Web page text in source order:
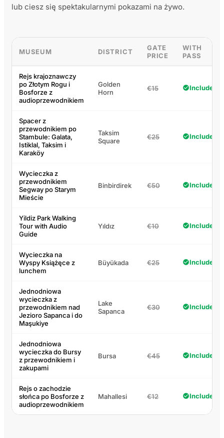
lub ciesz się spektakularnymi pokazami na żywo.
MUSEUM DISTRICT
GATE
PRICE
WITH
PASS
Rejs krajoznawczy
po Złotym Rogu i
Bosforze z
audioprzewodnikiem
Golden
Horn
€15 Included
Spacer z
przewodnikiem po
Stambule: Galata,
Istiklal, Taksim i
Karaköy
Taksim
Square
€25 Included
Wycieczka z
przewodnikiem
Segway po Starym
Mieście
Binbirdirek €50 Included
Yildiz Park Walking
Tour with Audio
Guide
Yıldız €10 Included
Wycieczka na
Wyspy Książęce z
lunchem
Büyükada €25 Included
Jednodniowa
wycieczka z
przewodnikiem nad
Jezioro Sapanca i do
Maşukiye
Lake
Sapanca
€30 Included
Jednodniowa
wycieczka do Bursy
z przewodnikiem i
zakupami
Bursa €45 Included
Rejs o zachodzie
słońca po Bosforze z
audioprzewodnikiem
Mahallesi €12 Included